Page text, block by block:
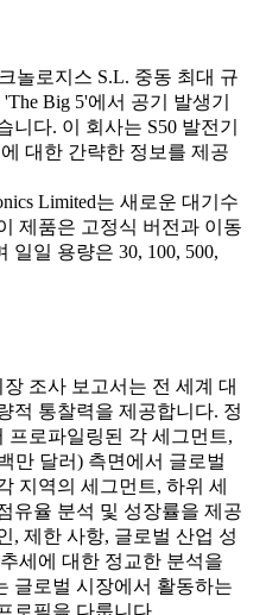
놀로지스 S.L. 중동 최대 규
Big 5'에서 공기 발생기
다. 이 회사는 S50 발전기
대한 간략한 정보를 제공
Limited는 새로운 대기수
제품은 고정식 버전과 이동
일일 용량은 30, 100, 500,
조사 보고서는 전 세계 대
적 통찰력을 제공합니다. 정
프로파일링된 각 세그먼트,
만 달러) 측면에서 글로벌
지역의 세그먼트, 하위 세
유율 분석 및 성장률을 제공
, 제한 사항, 글로벌 산업 성
세에 대한 정교한 분석을
글로벌 시장에서 활동하는